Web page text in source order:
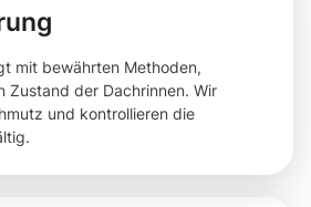
mit bewährten Methoden,
Zustand der Dachrinnen. Wir
und kontrollieren die